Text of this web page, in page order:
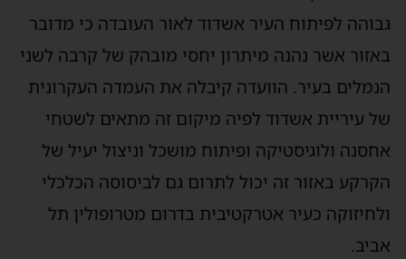
גבוהה לפיתוח העיר אשדוד לאור העובדה כי מדובר
באזור אשר נהנה מיתרון יחסי מובהק של קרבה לשני
הנמלים בעיר. הוועדה קיבלה את העמדה העקרונית
של עיריית אשדוד לפיה מיקום זה מתאים לשטחי
אחסנה ולוגיסטיקה ופיתוח מושכל וניצול יעיל של
הקרקע באזור זה יכול לתרום גם לביסוסה הכלכלי
ולחיזוקה כעיר אטרקטיבית בדרום מטרופולין תל
אביב.